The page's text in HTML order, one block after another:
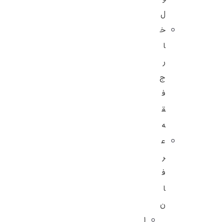
ل
خ
ا
ر
ج
ف
ق
ه
ع
ر
ف
ا
ن